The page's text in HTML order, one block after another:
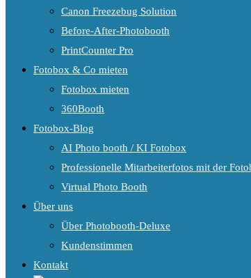
Canon Freezebug Solution
Before-After-Photobooth
PrintCounter Pro
Fotobox & Co mieten
Fotobox mieten
360Booth
Fotobox-Blog
AI Photo booth / KI Fotobox
Professionelle Mitarbeiterfotos mit der
Virtual Photo Booth
Über uns
Über Photobooth-Deluxe
Kundenstimmen
Kontakt